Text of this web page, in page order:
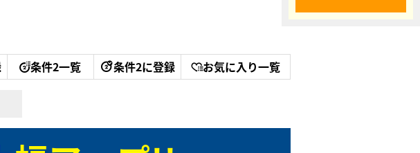
条件2一覧 条件2に登録 お気に入り一覧